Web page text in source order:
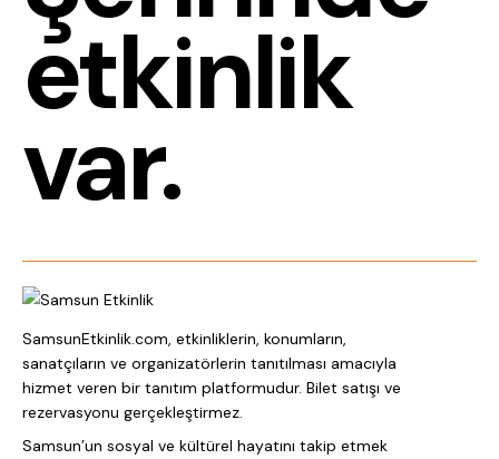
etkinlik
var.
SamsunEtkinlik.com, etkinliklerin, konumların,
sanatçıların ve organizatörlerin tanıtılması amacıyla
hizmet veren bir tanıtım platformudur. Bilet satışı ve
rezervasyonu gerçekleştirmez.
Samsun’un sosyal ve kültürel hayatını takip etmek